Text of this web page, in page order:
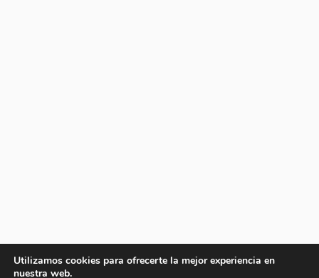
Utilizamos cookies para ofrecerte la mejor experiencia en
nuestra web.